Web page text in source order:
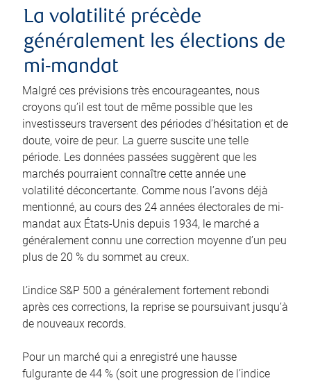
La volatilité précède
généralement les élections de
mi-mandat
Malgré ces prévisions très encourageantes, nous
croyons qu’il est tout de même possible que les
investisseurs traversent des périodes d’hésitation et de
doute, voire de peur. La guerre suscite une telle
période. Les données passées suggèrent que les
marchés pourraient connaître cette année une
volatilité déconcertante. Comme nous l’avons déjà
mentionné, au cours des 24 années électorales de mi-
mandat aux États-Unis depuis 1934, le marché a
généralement connu une correction moyenne d’un peu
plus de 20 % du sommet au creux.
L’indice S&P 500 a généralement fortement rebondi
après ces corrections, la reprise se poursuivant jusqu’à
de nouveaux records.
Pour un marché qui a enregistré une hausse
fulgurante de 44 % (soit une progression de l’indice